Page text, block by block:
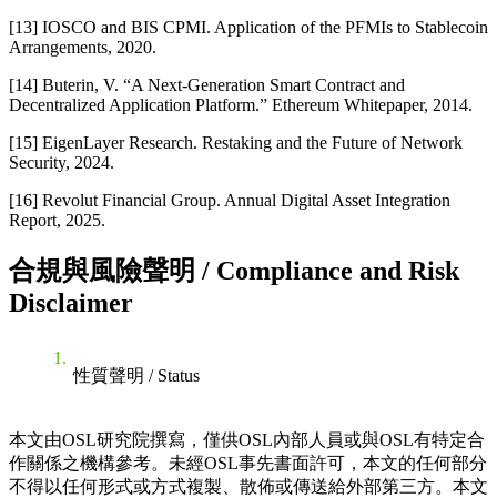
[13] IOSCO and BIS CPMI. Application of the PFMIs to Stablecoin
Arrangements, 2020.
[14] Buterin, V. “A Next-Generation Smart Contract and
Decentralized Application Platform.” Ethereum Whitepaper, 2014.
[15] EigenLayer Research. Restaking and the Future of Network
Security, 2024.
[16] Revolut Financial Group. Annual Digital Asset Integration
Report, 2025.
合規與風險聲明 / Compliance and Risk
Disclaimer
性質聲明 / Status
本文由OSL研究院撰寫，僅供OSL內部人員或與OSL有特定合
作關係之機構參考。未經OSL事先書面許可，本文的任何部分
不得以任何形式或方式複製、散佈或傳送給外部第三方。本文